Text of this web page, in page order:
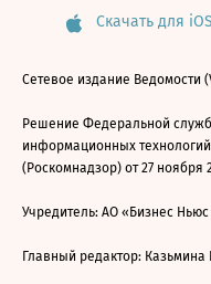
Скачать для iOS
Сетевое издание Ведомости
Решение Федеральной
информационных
(Роскомнадзор) от 27 ноября
Учредитель: АО «Бизнес
Главный редактор: